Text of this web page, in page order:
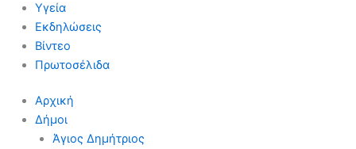
Υγεία
Εκδηλώσεις
Βίντεο
Πρωτοσέλιδα
Αρχική
Δήμοι
Άγιος Δημήτριος